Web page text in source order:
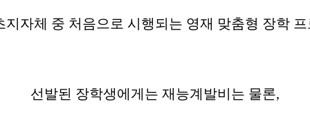
지자체 중 처음으로 시행되는 영재 맞춤형 장학
선발된 장학생에게는 재능계발비는 물론,